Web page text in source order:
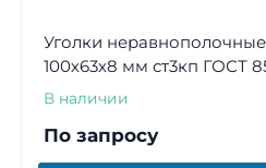
Уголки
100х63х8 мм ст3кп ГОСТ
В наличии
По запросу